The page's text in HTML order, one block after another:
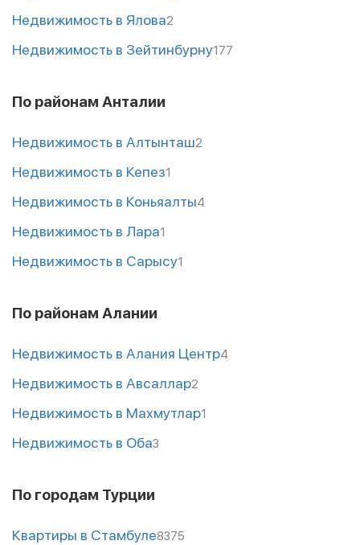
Недвижимость в Ялова2
Недвижимость в Зейтинбурну177
По районам Анталии
Недвижимость в Алтынташ2
Недвижимость в Кепез1
Недвижимость в Коньяалты4
Недвижимость в Лара1
Недвижимость в Сарысу1
По районам Алании
Недвижимость в Алания Центр4
Недвижимость в Авсаллар2
Недвижимость в Махмутлар1
Недвижимость в Оба3
По городам Турции
Квартиры в Стамбуле8375